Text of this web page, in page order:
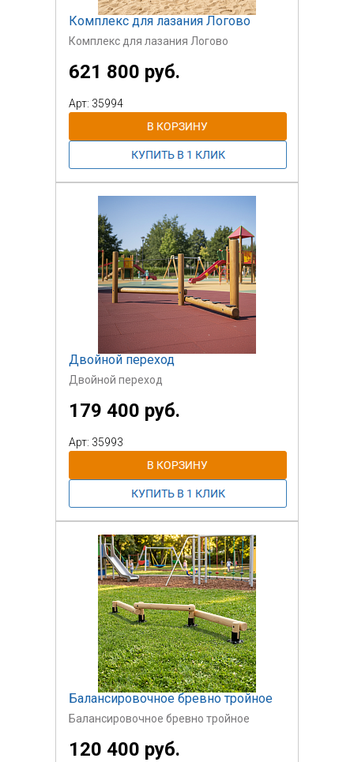
Комплекс для лазания Логово
Комплекс для лазания Логово
621 800 руб.
Арт: 35994
Двойной переход
Двойной переход
179 400 руб.
Арт: 35993
Балансировочное бревно тройное
Балансировочное бревно тройное
120 400 руб.